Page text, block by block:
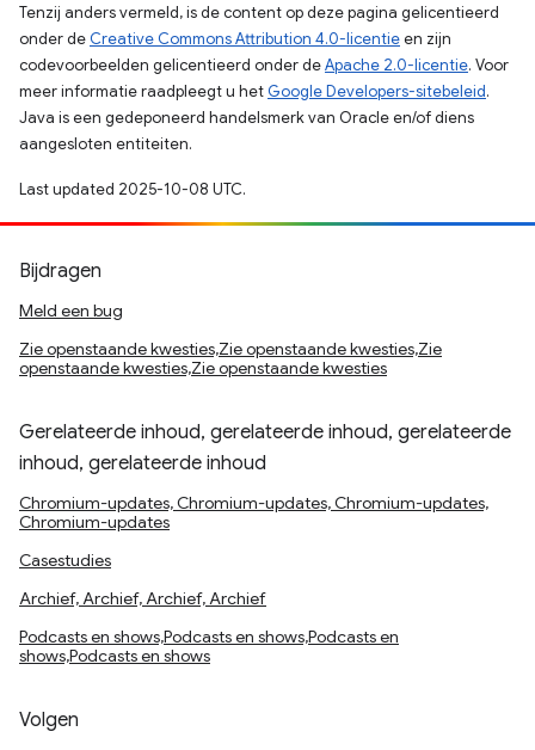
Tenzij anders vermeld, is de content op deze pagina gelicentieerd
onder de Creative Commons Attribution 4.0-licentieen zijn
codevoorbeelden gelicentieerd onder deApache 2.0-licentie. Voor
meer informatie raadpleegt u het Google Developers-sitebeleid.
Java is een gedeponeerd handelsmerk van Oracle en/of diens
aangesloten entiteiten.
Last updated 2025-10-08 UTC.
Bijdragen
Meld een bug
Zie openstaande kwesties,Zie openstaande kwesties,Zie
openstaande kwesties,Zie openstaande kwesties
Gerelateerde inhoud, gerelateerde inhoud, gerelateerde
inhoud, gerelateerde inhoud
Chromium-updates, Chromium-updates, Chromium-updates,
Chromium-updates
Casestudies
Archief, Archief, Archief, Archief
Podcasts en shows,Podcasts en shows,Podcasts en
shows,Podcasts en shows
Volgen